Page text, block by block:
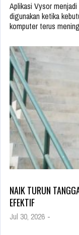
Aplikasi Vysor
digunakan ketika
komputer terus
NAIK TURUN
EFEKTIF
Jul 30, 2026 -